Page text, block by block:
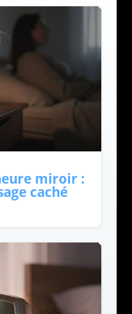
miroir :
caché